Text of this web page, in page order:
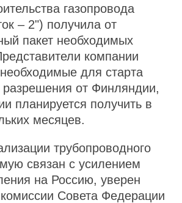
газопровода
– 2") получила от
пакет необходимых
компании
для старта
разрешения от Финляндии,
планируется получить в
месяцев.
трубопроводного
связан с усилением
на Россию, уверен
Совета Федерации